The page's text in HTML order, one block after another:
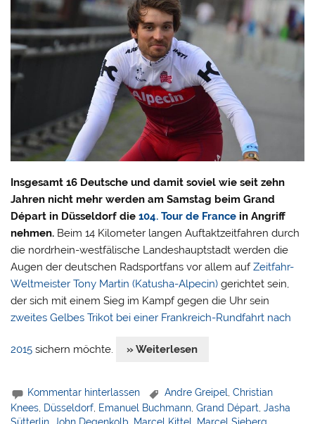
Insgesamt 16 Deutsche und damit soviel wie seit zehn
Jahren nicht mehr werden am Samstag beim Grand
Départ in Düsseldorf die104. Tour de France in Angriff
nehmen. Beim 14 Kilometer langen Auftaktzeitfahren durch
die nordrhein-westfälische Landeshauptstadt werden die
Augen der deutschen Radsportfans vor allem aufZeitfahr-
Weltmeister Tony Martin (Katusha-Alpecin) gerichtet sein,
der sich mit einem Sieg im Kampf gegen die Uhr sein
zweites Gelbes Trikot bei einer Frankreich-Rundfahrt nach
2015 sichern möchte. » Weiterlesen
Kommentar hinterlassen Andre Greipel ,Christian
Knees Düsseldorf Emanuel Buchmann ,Grand Départ ,Jasha
Sütterlin ,John Degenkolb Marcel Kittel Marcel Sieberg